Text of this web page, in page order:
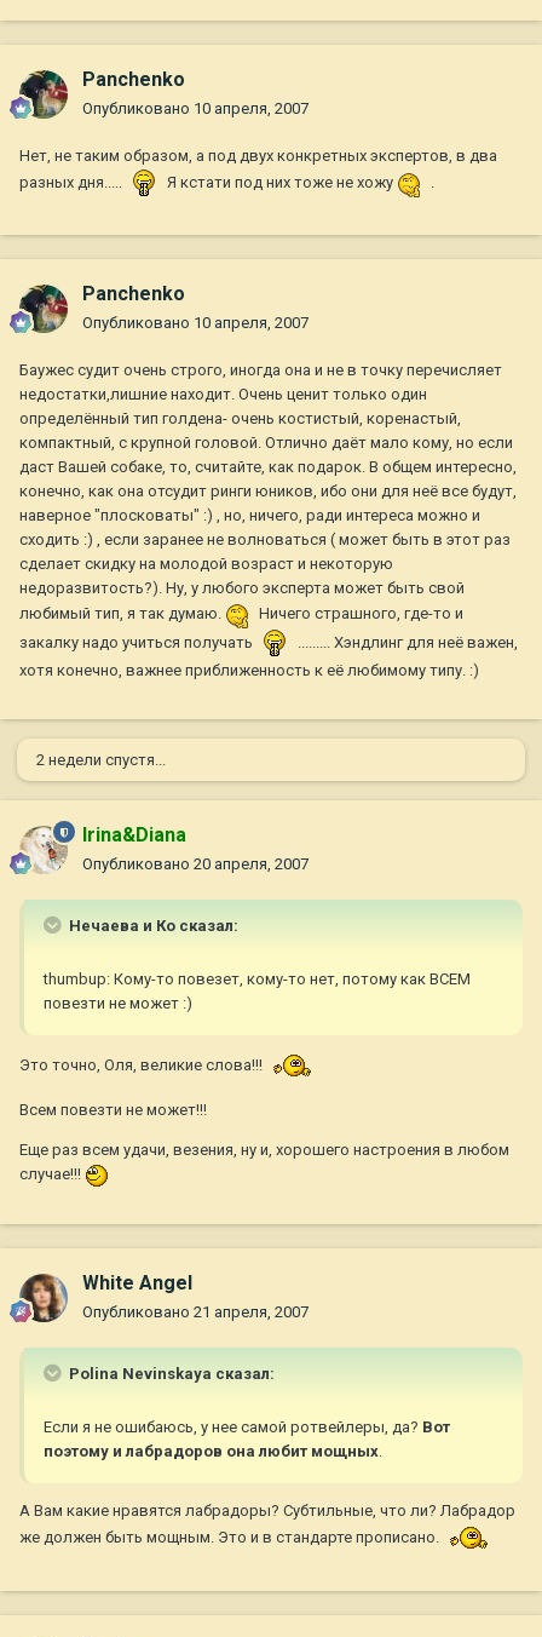
Panchenko
Опубликовано 10 апреля, 2007
Нет, не таким образом, а под двух конкретных экспертов, в два
разных дня.....
Я кстати под них тоже не хожу .
Panchenko
Опубликовано 10 апреля, 2007
Баужес судит очень строго, иногда она и не в точку перечисляет
недостатки,лишние находит. Очень ценит только один
определённый тип голдена- очень костистый, коренастый,
компактный, с крупной головой. Отлично даёт мало кому, но если
даст Вашей собаке, то, считайте, как подарок. В общем интересно,
конечно, как она отсудит ринги юников, ибо они для неё все будут,
наверное "плосковаты" :) , но, ничего, ради интереса можно и
сходить :) , если заранее не волноваться ( может быть в этот раз
сделает скидку на молодой возраст и некоторую
недоразвитость?). Ну, у любого эксперта может быть свой
любимый тип, я так думаю.
Ничего страшного, где-то и
закалку надо учиться получать
......... Хэндлинг для неё важен,
хотя конечно, важнее приближенность к её любимому типу. :)
2 недели спустя...
Irina&Diana
Опубликовано 20 апреля, 2007
Нечаева и Ко сказал:
thumbup: Кому-то повезет, кому-то нет, потому как ВСЕМ
повезти не может :)
Это точно, Оля, великие слова!!!
Всем повезти не может!!!
Еще раз всем удачи, везения, ну и, хорошего настроения в любом
случае!!!
White Angel
Опубликовано 21 апреля, 2007
Polina Nevinskaya сказал:
Если я не ошибаюсь, у нее самой ротвейлеры, да? Вот
поэтому и лабрадоров она любит мощных.
А Вам какие нравятся лабрадоры? Субтильные, что ли? Лабрадор
же должен быть мощным. Это и в стандарте прописано.